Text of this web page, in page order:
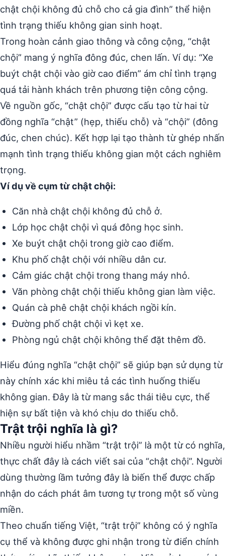
chật chội không đủ chỗ cho cả gia đình” thể hiện
tình trạng thiếu không gian sinh hoạt.
Trong hoàn cảnh giao thông và công cộng, “chật
chội” mang ý nghĩa đông đúc, chen lấn. Ví dụ: “Xe
buýt chật chội vào giờ cao điểm” ám chỉ tình trạng
quá tải hành khách trên phương tiện công cộng.
Về nguồn gốc, “chật chội” được cấu tạo từ hai từ
đồng nghĩa “chật” (hẹp, thiếu chỗ) và “chội” (đông
đúc, chen chúc). Kết hợp lại tạo thành từ ghép nhấn
mạnh tình trạng thiếu không gian một cách nghiêm
trọng.
Ví dụ về cụm từ chật chội:
Căn nhà chật chội không đủ chỗ ở.
Lớp học chật chội vì quá đông học sinh.
Xe buýt chật chội trong giờ cao điểm.
Khu phố chật chội với nhiều dân cư.
Cảm giác chật chội trong thang máy nhỏ.
Văn phòng chật chội thiếu không gian làm việc.
Quán cà phê chật chội khách ngồi kín.
Đường phố chật chội vì kẹt xe.
Phòng ngủ chật chội không thể đặt thêm đồ.
Hiểu đúng nghĩa “chật chội” sẽ giúp bạn sử dụng từ
này chính xác khi miêu tả các tình huống thiếu
không gian. Đây là từ mang sắc thái tiêu cực, thể
hiện sự bất tiện và khó chịu do thiếu chỗ.
Trật trội nghĩa là gì?
Nhiều người hiểu nhầm “trật trội” là một từ có nghĩa,
thực chất đây là cách viết sai của “chật chội”. Người
dùng thường lầm tưởng đây là biến thể được chấp
nhận do cách phát âm tương tự trong một số vùng
miền.
Theo chuẩn tiếng Việt, “trật trội” không có ý nghĩa
cụ thể và không được ghi nhận trong từ điển chính